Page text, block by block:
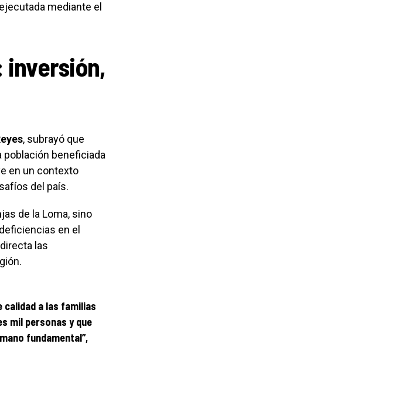
mediante el
inversión,
, subrayó que
población beneficiada
en un contexto
del país.
de la Loma, sino
en el
las
calidad a las familias
mil personas y que
fundamental”,